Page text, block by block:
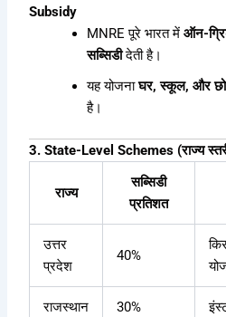
Subsidy
MNRE पूरे भारत मेंऑन-
सब्सिडीदेती है।
यह योजनाघर, स्कूल, और
है।
3. State-Level Schemes (राज्य
राज्य
सब्सिडी
प्रतिशत
उत्तर
प्रदेश
40%
राजस्थान 30%